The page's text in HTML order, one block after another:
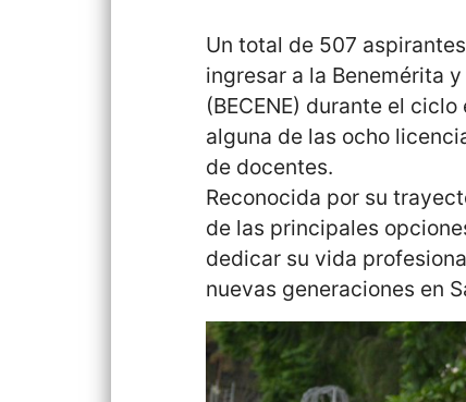
Un total de 507
ingresar a la Benemérita
(BECENE) durante el
alguna de las ocho
de docentes.
Reconocida por su
de las principales
dedicar su vida
nuevas generaciones en